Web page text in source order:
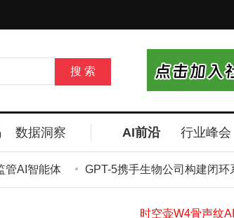
数据洞察 AI前沿 行业峰会
智能体 GPT-5携手生物公司构建闭环系